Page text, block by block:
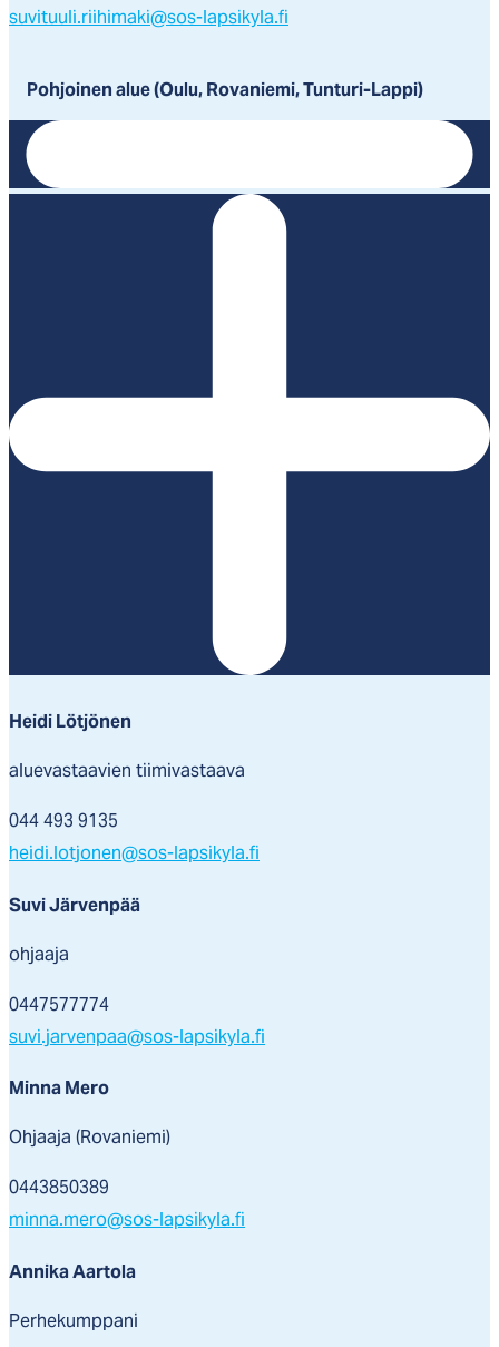
suvituuli.riihimaki@sos-lapsikyla.fi
Pohjoinen alue (Oulu, Rovaniemi, Tunturi-Lappi)
Heidi Lötjönen
aluevastaavien tiimivastaava
044 493 9135
heidi.lotjonen@sos-lapsikyla.fi
Suvi Järvenpää
ohjaaja
0447577774
suvi.jarvenpaa@sos-lapsikyla.fi
Minna Mero
Ohjaaja (Rovaniemi)
0443850389
minna.mero@sos-lapsikyla.fi
Annika Aartola
Perhekumppani